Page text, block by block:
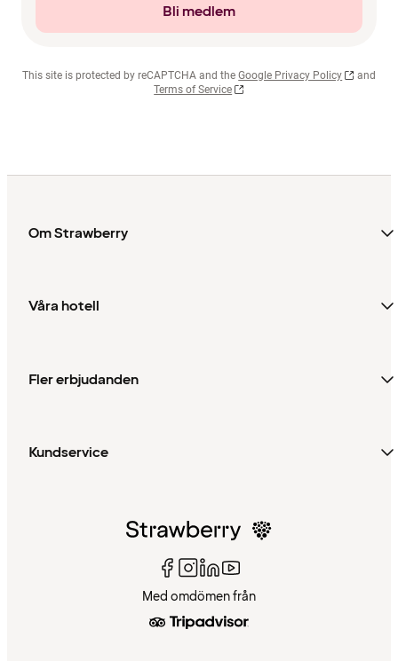
Bli medlem
This site is protected by reCAPTCHA and the Google Privacy Policy
and
Terms of Service
Om Strawberry
Våra hotell
Fler erbjudanden
Kundservice
Med omdömen från